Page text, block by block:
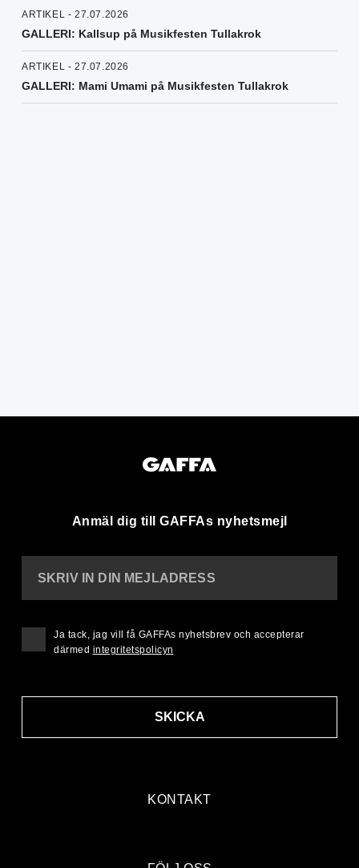
ARTIKEL - 27.07.2026
GALLERI: Kallsup på Musikfesten Tullakrok
ARTIKEL - 27.07.2026
GALLERI: Mami Umami på Musikfesten Tullakrok
Anmäl dig till GAFFAs nyhetsmejl
KONTAKT
SKRIV IN DIN MEJLADRESS
SKICKA
Ja tack, jag vill få GAFFAs nyhetsbrev och accepterar
därmed integritetspolicyn